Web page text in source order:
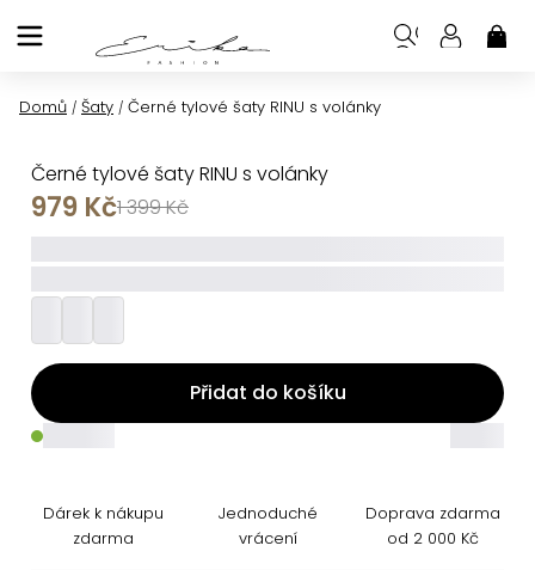
na
Domů / Šaty / Černé tylové šaty RINU s volánky
Černé tylové šaty RINU s volánky
1 399 Kč
979 Kč
Přidat do košíku
Dárek k nákupu
zdarma
Jednoduché
vrácení
Doprava zdarma
od 2 000 Kč